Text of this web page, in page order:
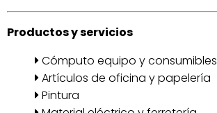
Productos y servicios
Cómputo equipo y consumibles
Artículos de oficina y papelería
Pintura